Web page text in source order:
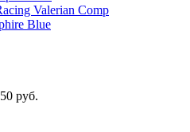
Valerian Comp
Blue
руб.